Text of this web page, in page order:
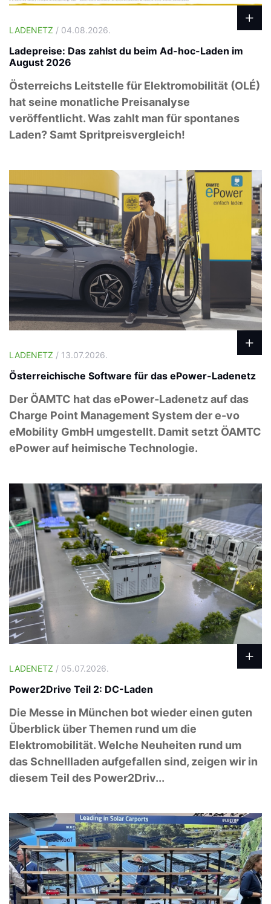
LADENETZ / 04.08.2026.
Ladepreise: Das zahlst du beim Ad-hoc-Laden im
August 2026
Österreichs Leitstelle für Elektromobilität (OLÉ)
hat seine monatliche Preisanalyse
veröffentlicht. Was zahlt man für spontanes
Laden? Samt Spritpreisvergleich!
LADENETZ / 13.07.2026.
Österreichische Software für das ePower-Ladenetz
Der ÖAMTC hat das ePower-Ladenetz auf das
Charge Point Management System der e-vo
eMobility GmbH umgestellt. Damit setzt ÖAMTC
ePower auf heimische Technologie.
LADENETZ / 05.07.2026.
Power2Drive Teil 2: DC-Laden
Die Messe in München bot wieder einen guten
Überblick über Themen rund um die
Elektromobilität. Welche Neuheiten rund um
das Schnellladen aufgefallen sind, zeigen wir in
diesem Teil des Power2Driv...